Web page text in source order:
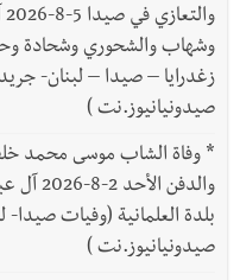
وشهاب والشحوري وشحادة
زغدرايا – صيدا – لبنان-
صيدونيانيوز.نت )
* وفاة الشاب موسى محمد
والدفن
بلدة العلمانية (وفيات صيدا-
صيدونيانيوز.نت )